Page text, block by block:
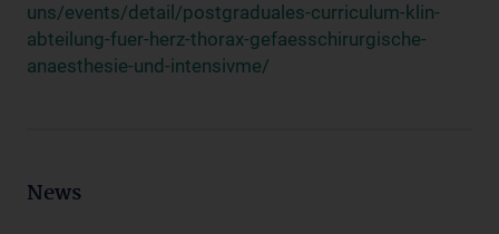
uns/events/detail/postgraduales-curriculum-klin-
abteilung-fuer-herz-thorax-gefaesschirurgische-
anaesthesie-und-intensivme/
News